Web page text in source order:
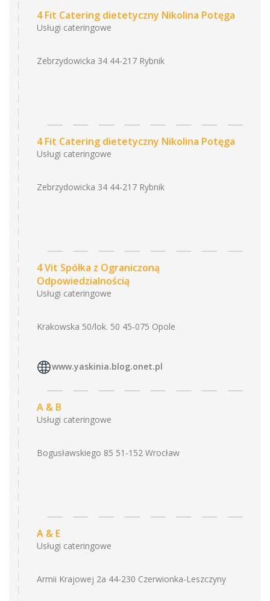
4 Fit Catering dietetyczny Nikolina Potęga
Usługi cateringowe
Zebrzydowicka 34 44-217 Rybnik
4 Fit Catering dietetyczny Nikolina Potęga
Usługi cateringowe
Zebrzydowicka 34 44-217 Rybnik
4 Vit Spółka z Ograniczoną
Odpowiedzialnością
Usługi cateringowe
Krakowska 50/lok. 50 45-075 Opole
www.yaskinia.blog.onet.pl
A & B
Usługi cateringowe
Bogusławskiego 85 51-152 Wrocław
A & E
Usługi cateringowe
Armii Krajowej 2a 44-230 Czerwionka-Leszczyny